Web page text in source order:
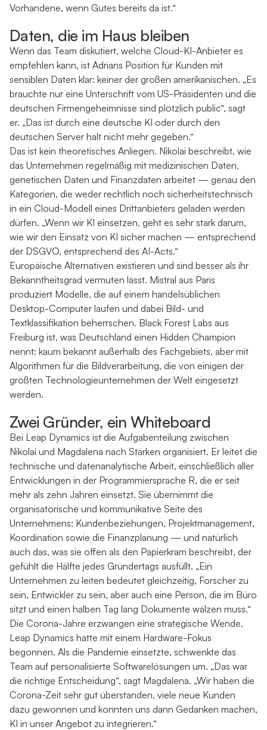
Vorhandene, wenn Gutes bereits da ist.“
Daten, die im Haus bleiben
Wenn das Team diskutiert, welche Cloud-KI-Anbieter es
empfehlen kann, ist Adrians Position für Kunden mit
sensiblen Daten klar: keiner der großen amerikanischen. „Es
brauchte nur eine Unterschrift vom US-Präsidenten und die
deutschen Firmengeheimnisse sind plötzlich public“, sagt
er. „Das ist durch eine deutsche KI oder durch den
deutschen Server halt nicht mehr gegeben.“
Das ist kein theoretisches Anliegen. Nikolai beschreibt, wie
das Unternehmen regelmäßig mit medizinischen Daten,
genetischen Daten und Finanzdaten arbeitet — genau den
Kategorien, die weder rechtlich noch sicherheitstechnisch
in ein Cloud-Modell eines Drittanbieters geladen werden
dürfen. „Wenn wir KI einsetzen, geht es sehr stark darum,
wie wir den Einsatz von KI sicher machen — entsprechend
der DSGVO, entsprechend des AI-Acts.“
Europäische Alternativen existieren und sind besser als ihr
Bekanntheitsgrad vermuten lässt. Mistral aus Paris
produziert Modelle, die auf einem handelsüblichen
Desktop-Computer laufen und dabei Bild- und
Textklassifikation beherrschen. Black Forest Labs aus
Freiburg ist, was Deutschland einen Hidden Champion
nennt: kaum bekannt außerhalb des Fachgebiets, aber mit
Algorithmen für die Bildverarbeitung, die von einigen der
größten Technologieunternehmen der Welt eingesetzt
werden.
Zwei Gründer, ein Whiteboard
Bei Leap Dynamics ist die Aufgabenteilung zwischen
Nikolai und Magdalena nach Stärken organisiert. Er leitet die
technische und datenanalytische Arbeit, einschließlich aller
Entwicklungen in der Programmiersprache R, die er seit
mehr als zehn Jahren einsetzt. Sie übernimmt die
organisatorische und kommunikative Seite des
Unternehmens: Kundenbeziehungen, Projektmanagement,
Koordination sowie die Finanzplanung — und natürlich
auch das, was sie offen als den Papierkram beschreibt, der
gefühlt die Hälfte jedes Gründertags ausfüllt. „Ein
Unternehmen zu leiten bedeutet gleichzeitig, Forscher zu
sein, Entwickler zu sein, aber auch eine Person, die im Büro
sitzt und einen halben Tag lang Dokumente wälzen muss.“
Die Corona-Jahre erzwangen eine strategische Wende.
Leap Dynamics hatte mit einem Hardware-Fokus
begonnen. Als die Pandemie einsetzte, schwenkte das
Team auf personalisierte Softwarelösungen um. „Das war
die richtige Entscheidung“, sagt Magdalena. „Wir haben die
Corona-Zeit sehr gut überstanden, viele neue Kunden
dazu gewonnen und konnten uns dann Gedanken machen,
KI in unser Angebot zu integrieren.“